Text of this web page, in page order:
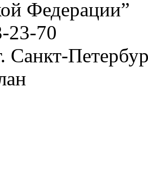
Федерации”
23-70
Санкт-